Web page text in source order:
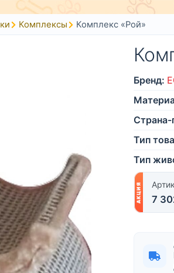
Комплексы Комплекс «Рой»
Бренд:
Страна-
Тип
Тип
7